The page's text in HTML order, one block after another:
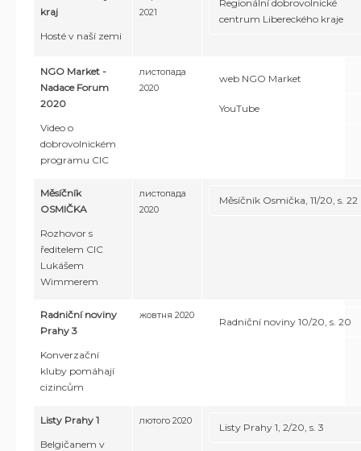
kraj
Hosté v naší zemi
2021
Regionální dobrovolnické
centrum Libereckého kraje
NGO Market -
Nadace Forum
2020
Video o
dobrovolnickém
programu CIC
листопада
2020
web NGO Market
YouTube
Měsíčník
OSMIČKA
Rozhovor s
ředitelem CIC
Lukášem
Wimmerem
листопада
2020
Měsíčník Osmička, 11/20, s. 22
Radniční noviny
Prahy 3
Konverzační
kluby pomáhají
cizincům
жовтня 2020
Radniční noviny 10/20, s. 20
Listy Prahy 1
Belgičanem v
лютого 2020
Listy Prahy 1, 2/20, s. 3